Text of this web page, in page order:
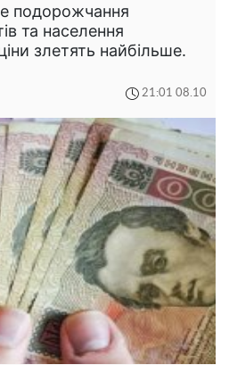
подорожчання
та населення
злетять найбільше.
21:01 08.10